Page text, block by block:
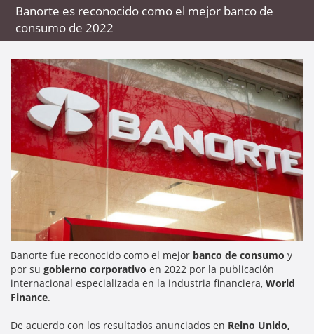
Banorte es reconocido como el mejor banco de
consumo de 2022
Banorte fue reconocido como el mejor banco de consumo y
por su gobierno corporativo en 2022 por la publicación
internacional especializada en la industria financiera, World
Finance.
De acuerdo con los resultados anunciados en Reino Unido,